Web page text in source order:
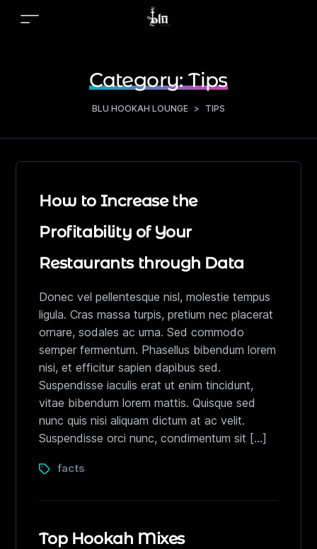
Category:Tips
BLU HOOKAH LOUNGE > TIPS
How to Increase the
Profitability of Your
Restaurants through Data
Donec vel pellentesque nisl, molestie tempus
ligula. Cras massa turpis, pretium nec placerat
ornare, sodales ac urna. Sed commodo
semper fermentum. Phasellus bibendum lorem
nisi, et efficitur sapien dapibus sed.
Suspendisse iaculis erat ut enim tincidunt,
vitae bibendum lorem mattis. Quisque sed
nunc quis nisi aliquam dictum at ac velit.
Suspendisse orci nunc, condimentum sit […]
facts
Top Hookah Mixes